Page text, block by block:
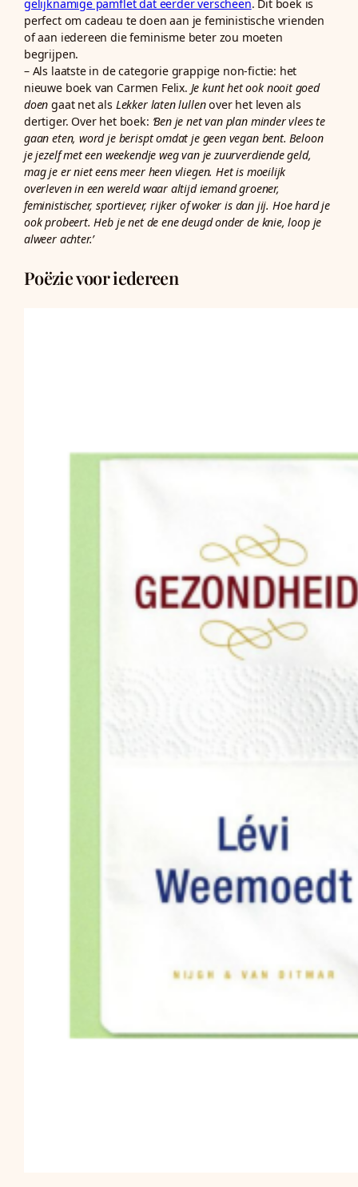
gelijknamige pamflet dat eerder verscheen. Dit boek is
perfect om cadeau te doen aan je feministische vrienden
of aan iedereen die feminisme beter zou moeten
begrijpen.
– Als laatste in de categorie grappige non-fictie: het
nieuwe boek van Carmen Felix. Je kunt het ook nooit goed
doen gaat net als Lekker laten lullenover het leven als
dertiger. Over het boek: ‘Ben je net van plan minder vlees te
gaan eten, word je berispt omdat je geen vegan bent. Beloon
je jezelf met een weekendje weg van je zuurverdiende geld,
mag je er niet eens meer heen vliegen. Het is moeilijk
overleven in een wereld waar altijd iemand groener,
feministischer, sportiever, rijker of woker is dan jij. Hoe hard je
ook probeert. Heb je net de ene deugd onder de knie, loop je
alweer achter.’
Poëzie voor iedereen